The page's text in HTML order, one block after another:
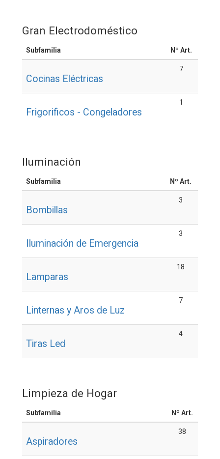
Gran Electrodoméstico
Subfamilia Nº Art.
Cocinas Eléctricas
7
Frigorificos - Congeladores
1
Iluminación
Subfamilia Nº Art.
Bombillas
3
Iluminación de Emergencia
3
Lamparas
18
Linternas y Aros de Luz
7
Tiras Led
4
Limpieza de Hogar
Subfamilia Nº Art.
Aspiradores
38